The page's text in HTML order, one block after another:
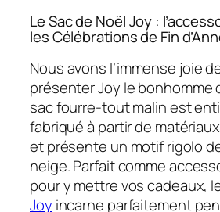
Le Sac de Noël Joy :
les Célébrations de Fin
Nous avons l’immense joie
présenter Joy le bonhomme
sac fourre-tout malin est
fabriqué à partir de
et présente un motif rigolo
neige. Parfait comme
pour y mettre vos cadeaux,
Joy incarne parfaitement